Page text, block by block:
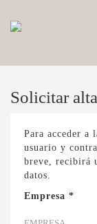
Solicitar
Para acceder a
usuario y
breve, recibirá
datos.
Empresa *